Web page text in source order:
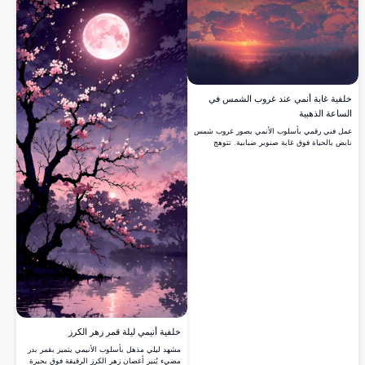
أو المحمول بألوانها الزاهية ووضوحها التفصيلي.
مثالية لعشاق الطبيعة والذين يبحثون عن خلفية
فريدة وذات جودة عالية.
خلفية غابة أنمي عند غروب الشمس في
الساعة الذهبية
عمل فني رقمي بأسلوب الأنمي يصور غروب شمس
نابض بالحياة فوق غابة صنوبر ضبابية. تتوهج
خلفية أنيمي ليلة قمر زهر الكرز
مشهد ليلي مذهل بأسلوب الأنيمي يتميز بقمر بدر
مضيء يُنير أغصان زهر الكرز الرقيقة فوق بحيرة